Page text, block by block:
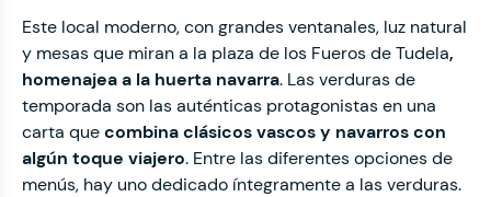
Este local moderno, con grandes ventanales, luz natural
y mesas que miran a la plaza de los Fueros de Tudela,
homenajea a la huerta navarra. Las verduras de
temporada son las auténticas protagonistas en una
carta quecombina clásicos vascos y navarros con
algún toque viajero. Entre las diferentes opciones de
menús, hay uno dedicado íntegramente a las verduras.